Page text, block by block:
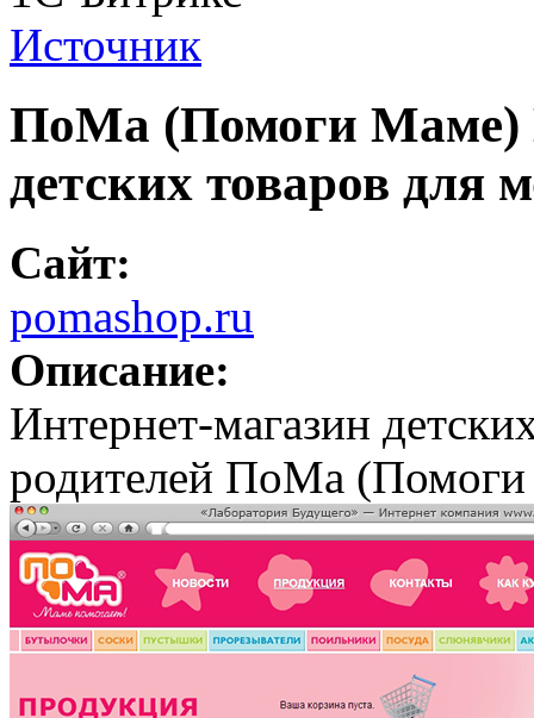
Источник
ПоМа (Помоги Маме)
детских товаров для
Сайт:
pomashop.ru
Описание:
Интернет-магазин
родителей ПоМа